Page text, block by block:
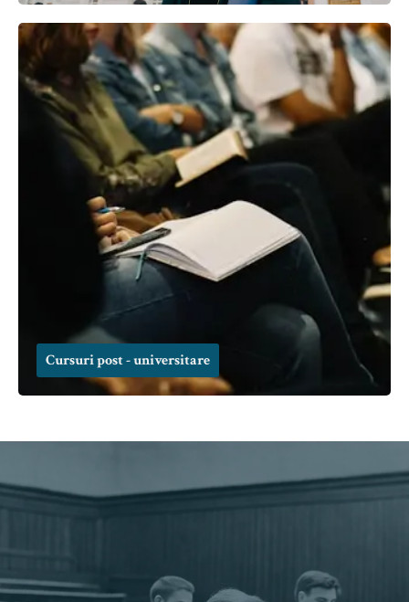
Cursuri post - universitare